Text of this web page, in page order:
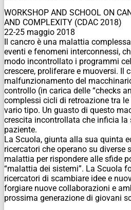
WORKSHOP AND SCHOOL ON
AND COMPLEXITY (CDAC 2018)
22-25 maggio 2018
Il cancro è una malattia
eventi e fenomeni interconnessi,
modo incontrollato i programmi
crescere, proliferare e muoversi. Il
malfunzionamento del
controllo (in carica delle “checks
complessi cicli di retroazione tra
vario tipo. Un guasto di questo
crescita incontrollata che inficia la
paziente.
La Scuola, giunta alla sua quinta
ricercatori che operano su diverse
malattia per rispondere alle sfide
“malattia dei sistemi”. La Scuola
ricercatori di scambiare idee e
forgiare nuove collaborazioni e
prossima generazione di giovani